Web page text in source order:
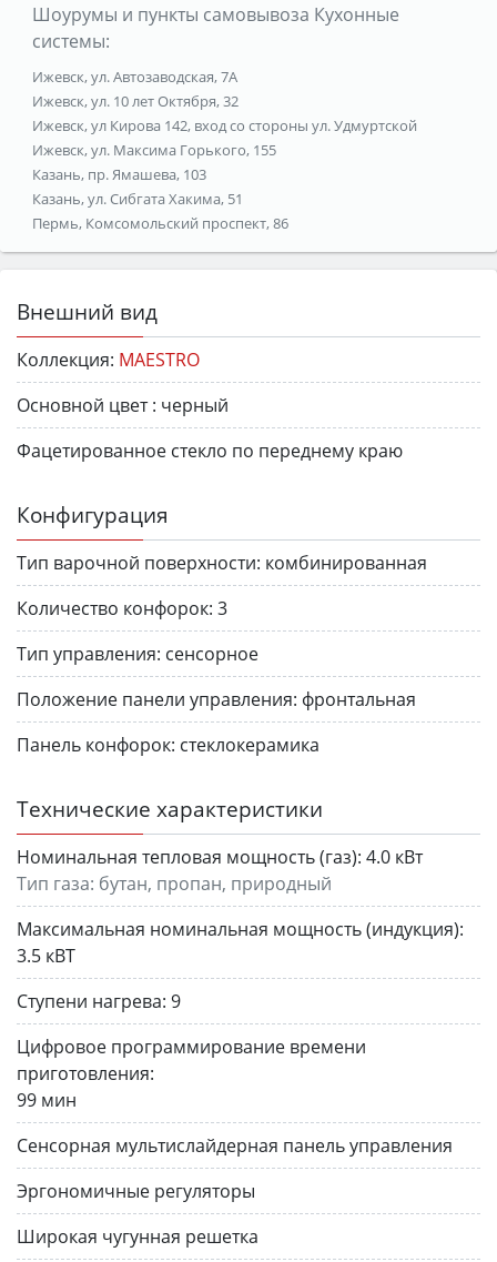
Шоурумы и пункты самовывоза Кухонные
системы:
Ижевск, ул. Автозаводская, 7А
Ижевск, ул. 10 лет Октября, 32
Ижевск, ул Кирова 142, вход со стороны ул. Удмуртской
Ижевск, ул. Максима Горького, 155
Казань, пр. Ямашева, 103
Казань, ул. Сибгата Хакима, 51
Пермь, Комсомольский проспект, 86
Внешний вид
Коллекция: MAESTRO
Основной цвет : черный
Фацетированное стекло по переднему краю
Конфигурация
Тип варочной поверхности: комбинированная
Количество конфорок: 3
Тип управления: сенсорное
Положение панели управления: фронтальная
Панель конфорок: стеклокерамика
Технические характеристики
Номинальная тепловая мощность (газ): 4.0 кВт
Тип газа: бутан, пропан, природный
Максимальная номинальная мощность (индукция):
3.5 кВТ
Ступени нагрева: 9
Цифровое программирование времени
приготовления:
99 мин
Сенсорная мультислайдерная панель управления
Эргономичные регуляторы
Широкая чугунная решетка